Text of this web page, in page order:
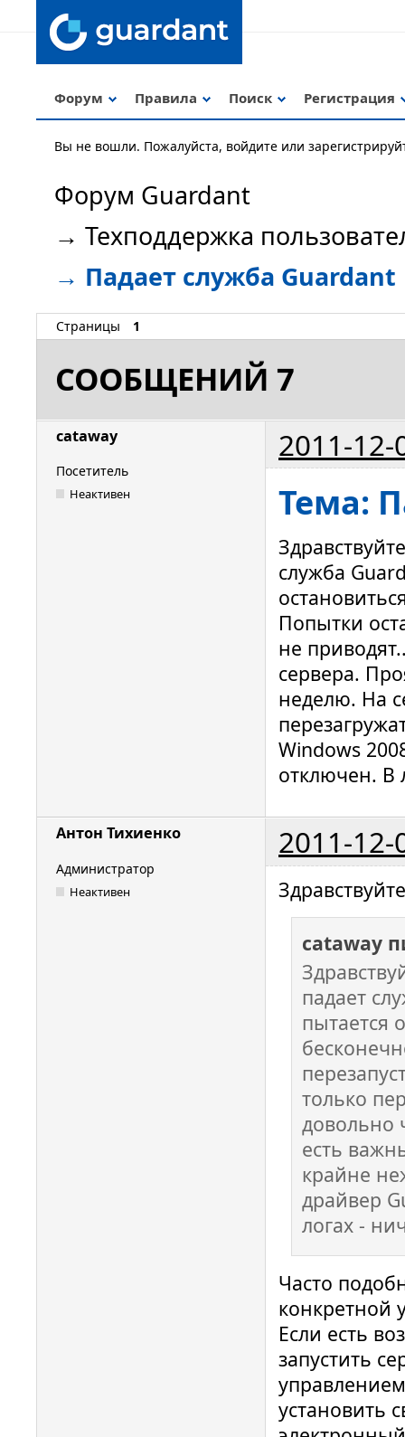
Форум Правила Поиск Регистрация
Вы не вошли. Пожалуйста, войдите или
Форум Guardant
→ Техподдержка
→ Падает служба Guardant
Страницы 1
СООБЩЕНИЙ 7
cataway 2011-12-
Посетитель
Неактивен Тема:
служба
Попытки
не
сервера.
неделю. На
Windows
отключен. В
Антон Тихиенко 2011-12-
Администратор
Неактивен
cataway
падает
пытается
только
довольно
есть
крайне
драйвер
логах -
Часто
конкретной
Если есть
запустить
установить